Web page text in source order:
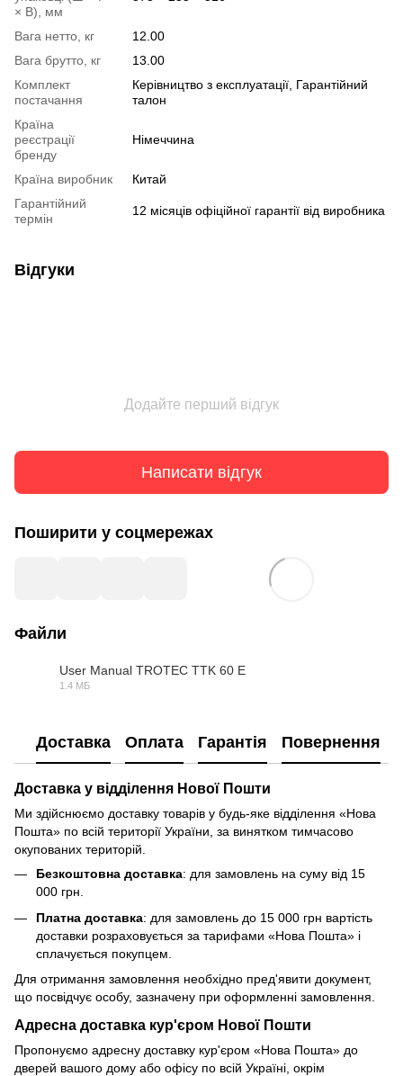
× В), мм
Вага нетто, кг
12.00
Вага брутто, кг
13.00
Комплект
постачання
Керівництво з експлуатації, Гарантійний
талон
Країна
реєстрації
бренду
Німеччина
Країна виробник
Китай
Гарантійний
термін
12 місяців офіційної гарантії від виробника
Відгуки
Додайте перший відгук
Написати відгук
Поширити у соцмережах
Файли
User Manual TROTEC TTK 60 E
1.4 МБ
Доставка Оплата Гарантія Повернення
Доставка у відділення Нової Пошти
Ми здійснюємо доставку товарів у будь-яке відділення «Нова
Пошта» по всій території України, за винятком тимчасово
окупованих територій.
Безкоштовна доставка: для замовлень на суму від 15
000 грн.
Платна доставка: для замовлень до 15 000 грн вартість
доставки розраховується за тарифами «Нова Пошта» і
сплачується покупцем.
Для отримання замовлення необхідно пред'явити документ,
що посвідчує особу, зазначену при оформленні замовлення.
Адресна доставка кур'єром Нової Пошти
Пропонуємо адресну доставку кур'єром «Нова Пошта» до
дверей вашого дому або офісу по всій Україні, окрім